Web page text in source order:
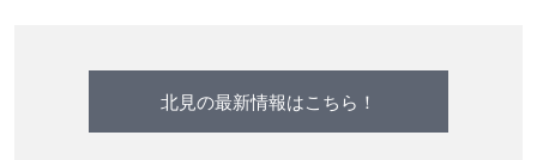
北見の最新情報はこちら！